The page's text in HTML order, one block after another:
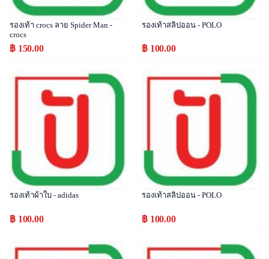
รองเท้า crocs ลาย Spider Man -
crocs
฿ 150.00
รองเท้าสลิปออน - POLO
฿ 100.00
Popular
รองเท้าผ้าใบ - adidas
฿ 100.00
Popular
รองเท้าสลิปออน - POLO
฿ 100.00
Popular Popular